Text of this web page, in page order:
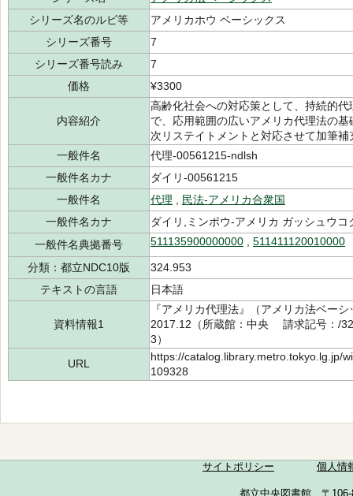
シリーズ名のルビ等
アメリカホウ ベーシックス
シリーズ番号
7
シリーズ番号読み
7
価格
¥3300
内容紹介
高齢化社会への対応策として、持続的
で、応用範囲の広いアメリカ代理法の
次リステイトメントと対応させて加筆
一般件名
代理-00561215-ndlsh
一般件名カナ
ダイリ-00561215
一般件名
代理
民法-アメリカ合衆国
一般件名カナ
ダイリ,ミンポウ-アメリカ ガッシュウコ
一般件名典拠番号
511135900000000 511411120010000
分類：都立NDC10版
324.953
テキストの言語
日本語
資料情報1
『アメリカ代理法』（アメリカ法ベ
2017.12（所蔵館：中央 請求記号：/
3）
URL
https://catalog.library.metro.tokyo.lg.jp/
109328
サイトポリシー 個人情
都立中央図書館 〒